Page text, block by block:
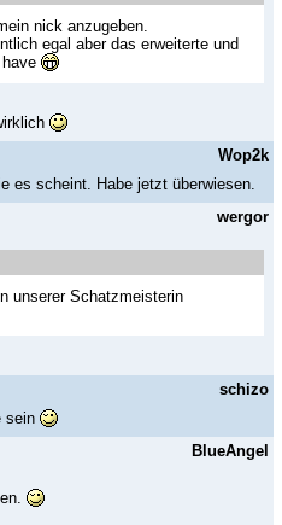
nick anzugeben.
egal aber das erweiterte und
Wop2k
es scheint. Habe jetzt überwiesen.
wergor
unserer Schatzmeisterin
schizo
sein
BlueAngel